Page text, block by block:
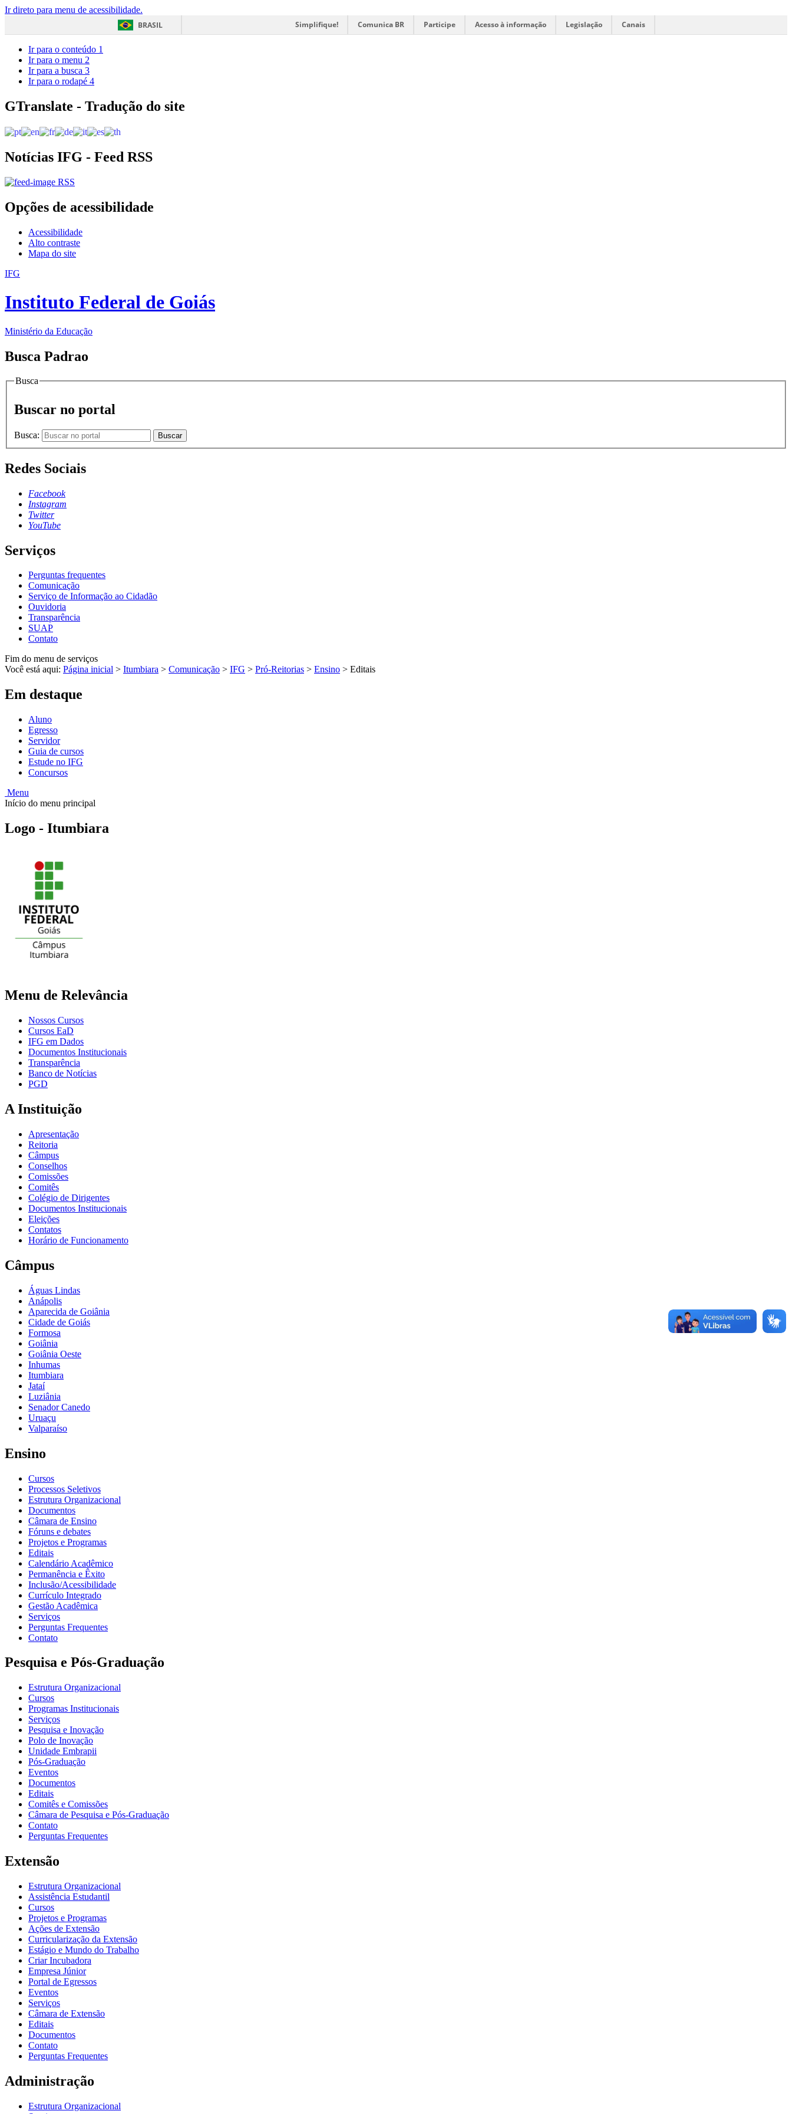
Ir direto para menu de acessibilidade.
BRASIL
Simplifique! Comunica BR Participe Acesso à informação Legislação Canais
Ir para o conteúdo 1
Ir para o menu 2
Ir para a busca 3
Ir para o rodapé 4
GTranslate - Tradução do site
Notícias IFG - Feed RSS
RSS
Opções de acessibilidade
Acessibilidade
Alto contraste
Mapa do site
IFG
Instituto Federal de Goiás
Ministério da Educação
Busca Padrao
Busca
Buscar no portal
Busca: Buscar
Redes Sociais
Facebook
Instagram
Twitter
YouTube
Serviços
Perguntas frequentes
Comunicação
Serviço de Informação ao Cidadão
Ouvidoria
Transparência
SUAP
Contato
Fim do menu de serviços
Você está aqui: Página inicial > Itumbiara > Comunicação > IFG > Pró-Reitorias > Ensino > Editais
Em destaque
Aluno
Egresso
Servidor
Guia de cursos
Estude no IFG
Concursos
Menu
Início do menu principal
Logo - Itumbiara
Menu de Relevância
Nossos Cursos
Cursos EaD
IFG em Dados
Documentos Institucionais
Transparência
Banco de Notícias
PGD
A Instituição
Apresentação
Reitoria
Câmpus
Conselhos
Comissões
Comitês
Colégio de Dirigentes
Documentos Institucionais
Eleições
Contatos
Horário de Funcionamento
Câmpus
Águas Lindas
Anápolis
Aparecida de Goiânia
Cidade de Goiás
Formosa
Goiânia
Goiânia Oeste
Inhumas
Itumbiara
Jataí
Luziânia
Senador Canedo
Uruaçu
Valparaíso
Ensino
Cursos
Processos Seletivos
Estrutura Organizacional
Documentos
Câmara de Ensino
Fóruns e debates
Projetos e Programas
Editais
Calendário Acadêmico
Permanência e Êxito
Inclusão/Acessibilidade
Currículo Integrado
Gestão Acadêmica
Serviços
Perguntas Frequentes
Contato
Pesquisa e Pós-Graduação
Estrutura Organizacional
Cursos
Programas Institucionais
Serviços
Pesquisa e Inovação
Polo de Inovação
Unidade Embrapii
Pós-Graduação
Eventos
Documentos
Editais
Comitês e Comissões
Câmara de Pesquisa e Pós-Graduação
Contato
Perguntas Frequentes
Extensão
Estrutura Organizacional
Assistência Estudantil
Cursos
Projetos e Programas
Ações de Extensão
Curricularização da Extensão
Estágio e Mundo do Trabalho
Criar Incubadora
Empresa Júnior
Portal de Egressos
Eventos
Serviços
Câmara de Extensão
Editais
Documentos
Contato
Perguntas Frequentes
Administração
Estrutura Organizacional